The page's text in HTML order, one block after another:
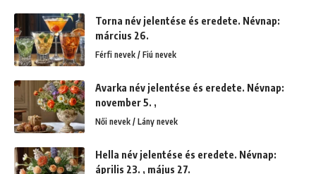
Torna név jelentése és eredete. Névnap:
március 26.
Férfi nevek / Fiú nevek
Avarka név jelentése és eredete. Névnap:
november 5. ,
Női nevek / Lány nevek
Hella név jelentése és eredete. Névnap:
április 23. , május 27.